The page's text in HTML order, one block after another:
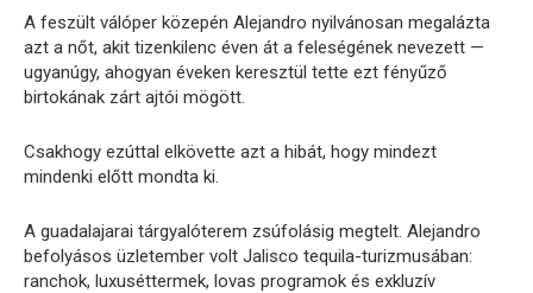
A feszült válóper közepén Alejandro nyilvánosan megalázta
azt a nőt, akit tizenkilenc éven át a feleségének nevezett —
ugyanúgy, ahogyan éveken keresztül tette ezt fényűző
birtokának zárt ajtói mögött.
Csakhogy ezúttal elkövette azt a hibát, hogy mindezt
mindenki előtt mondta ki.
A guadalajarai tárgyalóterem zsúfolásig megtelt. Alejandro
befolyásos üzletember volt Jalisco tequila-turizmusában:
ranchok, luxuséttermek, lovas programok és exkluzív